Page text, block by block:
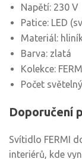
Napětí: 230 V
Patice: LED
Materiál:
Barva: zlatá
Kolekce:
Počet
Doporučení
Svítidlo FERMI
interiérů, kde